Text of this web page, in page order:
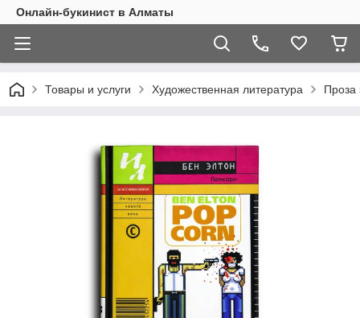
Онлайн-букинист в Алматы
Товары и услуги Художественная литература Проза